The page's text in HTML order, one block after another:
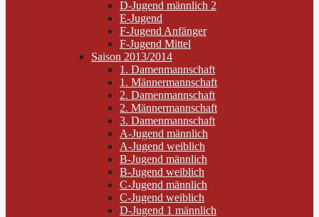
D-Jugend männlich 2
E-Jugend
F-Jugend Anfänger
F-Jugend Mittel
Saison 2013/2014
1. Damenmannschaft
1. Männermannschaft
2. Damenmannschaft
2. Männermannschaft
3. Damenmannschaft
A-Jugend männlich
A-Jugend weiblich
B-Jugend männlich
B-Jugend weiblich
C-Jugend männlich
C-Jugend weiblich
D-Jugend 1 männlich